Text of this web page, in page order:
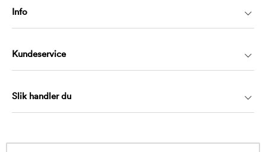
Info
Kundeservice
Slik handler du